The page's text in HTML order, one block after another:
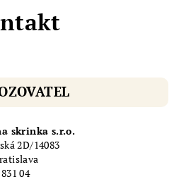
skrinka s.r.o.
2D/14083
831 04